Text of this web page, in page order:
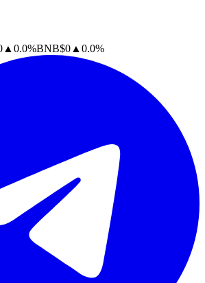
▲ 0.0%BNB$0 ▲ 0.0%